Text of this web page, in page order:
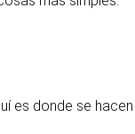
donde se